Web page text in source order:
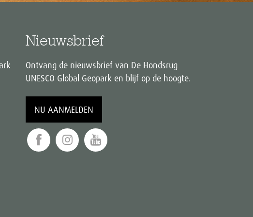
Nieuwsbrief
Ontvang de nieuwsbrief van De Hondsrug
UNESCO Global Geopark en blijf op de hoogte.
NU AANMELDEN